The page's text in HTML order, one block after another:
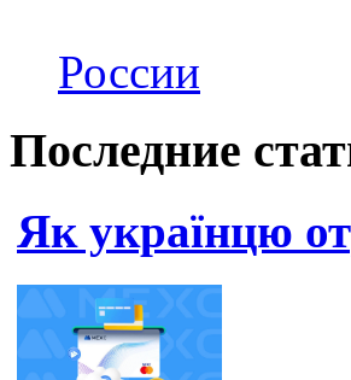
России
Последние
Як українцю